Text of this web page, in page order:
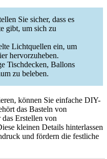
Sie sicher, dass es
gibt, um sich zu
Lichtquellen ein, um
hervorzuheben.
Tischdecken, Ballons
zu beleben.
können Sie einfache DIY-
das Basteln von
Erstellen von
kleinen Details hinterlassen
und fördern die festliche